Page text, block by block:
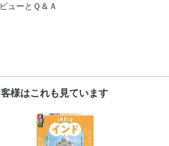
ューとＱ＆Ａ
様はこれも見ています